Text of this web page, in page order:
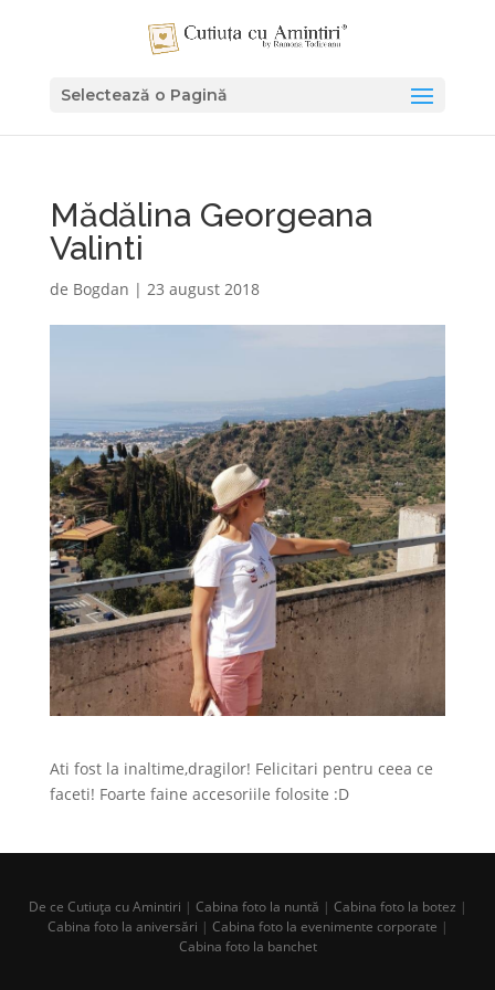
Selectează o Pagină
Mădălina Georgeana
Valinti
de Bogdan | 23 august 2018
Ati fost la inaltime,dragilor! Felicitari pentru ceea ce
faceti! Foarte faine accesoriile folosite :D
De ce Cutiuța cu Amintiri | Cabina foto la nuntă | Cabina foto la botez |
Cabina foto la aniversări | Cabina foto la evenimente corporate |
Cabina foto la banchet